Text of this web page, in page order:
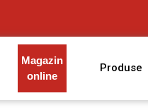
Magazin
online
Produse